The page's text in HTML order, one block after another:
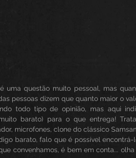
uma questão muito pessoal, mas
pessoas dizem que quanto maior o
todo tipo de opinião, mas aqui
barato) para o que entrega!
microfones, clone do clássico
barato, falo que é possível
convenhamos, é bem em conta...